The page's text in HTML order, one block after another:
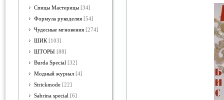
Спицы Мастерицы [34]
Формула рукоделия [54]
Чудесные мгновения [274]
ШИК [103]
ШТОРЫ [88]
Burda Special [32]
Модный журнал [4]
Strickmode [22]
Sabrina special [6]